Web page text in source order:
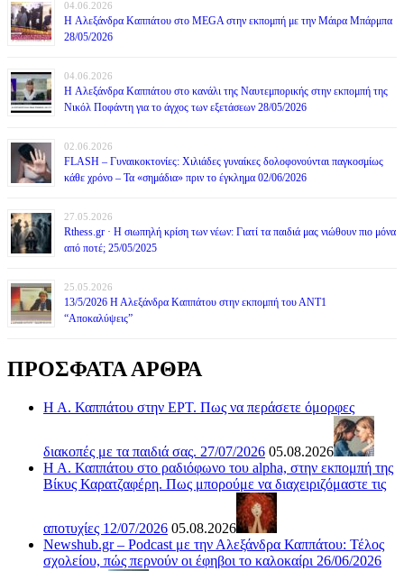
04.06.2026
H Αλεξάνδρα Καππάτου στο MEGA στην εκπομπή με την Μάιρα Mπάρμπα
28/05/2026
04.06.2026
H Αλεξάνδρα Καππάτου στο κανάλι της Ναυτεμπορικής στην εκπομπή της
Νικόλ Ποφάντη για το άγχος των εξετάσεων 28/05/2026
02.06.2026
FLASH – Γυναικοκτονίες: Χιλιάδες γυναίκες δολοφονούνται παγκοσμίως
κάθε χρόνο – Τα «σημάδια» πριν το έγκλημα 02/06/2026
27.05.2026
Rthess.gr · Η σιωπηλή κρίση των νέων: Γιατί τα παιδιά μας νιώθουν πιο μόνα
από ποτέ; 25/05/2025
25.05.2026
13/5/2026 Η Αλεξάνδρα Καππάτου στην εκπομπή του ΑΝΤ1
“Αποκαλύψεις”
ΠΡΟΣΦΑΤΑ ΑΡΘΡΑ
Η Α. Καππάτου στην ΕΡΤ. Πως να περάσετε όμορφες
διακοπές με τα παιδιά σας. 27/07/2026 05.08.2026
Η Α. Καππάτου στο ραδιόφωνο του alpha, στην εκπομπή της
Βίκυς Καρατζαφέρη. Πως μπορούμε να διαχειριζόμαστε τις
αποτυχίες 12/07/2026 05.08.2026
Newshub.gr – Podcast με την Αλεξάνδρα Καππάτου: Τέλος
σχολείου, πώς περνούν οι έφηβοι το καλοκαίρι 26/06/2026